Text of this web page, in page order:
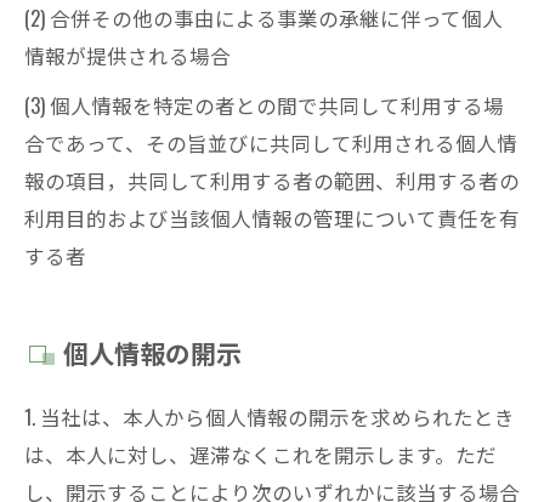
(2) 合併その他の事由による事業の承継に伴って個人
情報が提供される場合
(3) 個人情報を特定の者との間で共同して利用する場
合であって、その旨並びに共同して利用される個人情
報の項目，共同して利用する者の範囲、利用する者の
利用目的および当該個人情報の管理について責任を有
する者
個人情報の開示
1. 当社は、本人から個人情報の開示を求められたとき
は、本人に対し、遅滞なくこれを開示します。ただ
し、開示することにより次のいずれかに該当する場合